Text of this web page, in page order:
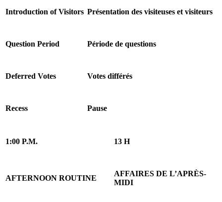
Introduction of Visitors Présentation des visiteuses et visiteurs
Question Period Période de questions
Deferred Votes Votes différés
Recess Pause
1:00 P.M. 13 H
AFTERNOON ROUTINE
AFFAIRES DE L’APRÈS-
MIDI